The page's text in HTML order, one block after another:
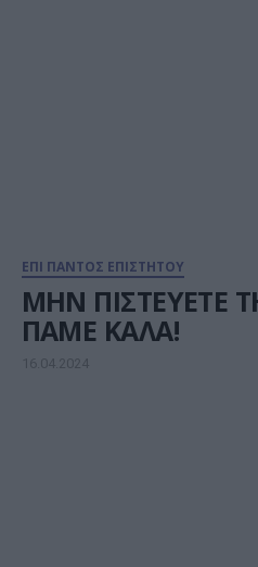
ΕΠΙ ΠΑΝΤΟΣ ΕΠΙΣΤΗΤΟΥ
ΜΗΝ ΠΙΣΤΕΥΕΤΕ
ΠΑΜΕ ΚΑΛΑ!
16.04.2024